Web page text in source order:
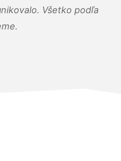
Všetko podľa